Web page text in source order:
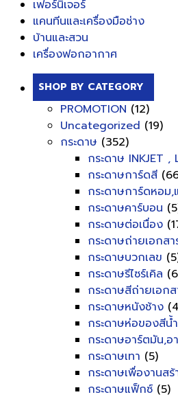
เฟอร์นิเจอร์
แคนทีนและเครื่องมือช่าง
บ้านและสวน
เครื่องฟอกอากาศ
SHOP BY CATEGORY
PROMOTION (12)
Uncategorized (19)
กระดาษ (352)
กระดาษ INKJET ,
กระดาษการ์ดสี
กระดาษการ์ดหอม
กระดาษคาร์บอน
กระดาษต่อเนื่อง
กระดาษถ่ายเอกสา
กระดาษบวกเลข
กระดาษรีไซร์เคิล
กระดาษสีถ่ายเอก
กระดาษหนังช้าง
กระดาษห่อของสีน้
กระดาษอาร์ตมัน,อ
กระดาษเทา (5)
กระดาษเพื่องานส
กระดาษแฟ็กซ์ (5)